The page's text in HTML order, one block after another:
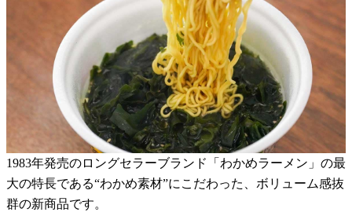
1983年発売のロングセラーブランド「わかめラーメン」の最
大の特長である“わかめ素材”にこだわった、ボリューム感抜
群の新商品です。